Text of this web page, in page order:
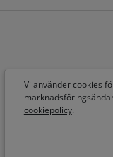
Vi använder cookies
cookiepolicy.